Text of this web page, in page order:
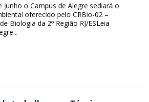
junho o Campus de Alegre sediará o
oferecido pelo CRBio-02 –
Biologia da 2º Região RJ/ESLeia